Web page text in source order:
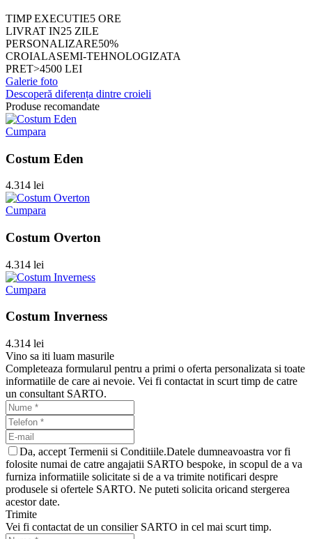
TIMP EXECUTIE5 ORE
LIVRAT IN25 ZILE
PERSONALIZARE50%
CROIALASEMI-TEHNOLOGIZATA
PRET>4500 LEI
Galerie foto
Descoperă diferența dintre croieli
Produse recomandate
Cumpara
Costum Eden
4.314 lei
Cumpara
Costum Overton
4.314 lei
Cumpara
Costum Inverness
4.314 lei
Vino sa iti luam masurile
Completeaza formularul pentru a primi o oferta personalizata si toate
informatiile de care ai nevoie. Vei fi contactat in scurt timp de catre
un consultant SARTO.
Da, accept Termenii si Conditiile.Datele dumneavoastra vor fi
folosite numai de catre angajatii SARTO bespoke, in scopul de a va
furniza informatiile solicitate si de a va trimite notificari despre
produsele si ofertele SARTO. Ne puteti solicita oricand stergerea
acestor date.
Trimite
Vei fi contactat de un consilier SARTO in cel mai scurt timp.